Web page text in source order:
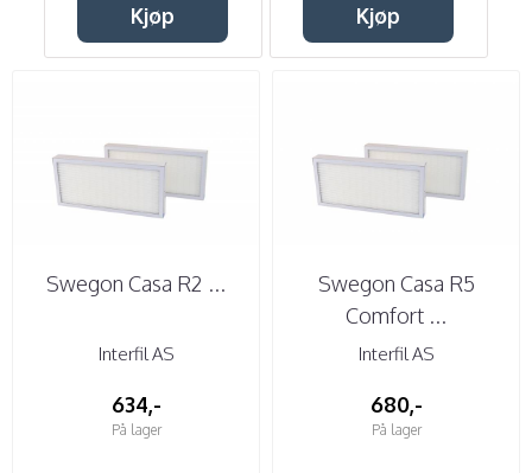
Kjøp
Kjøp
Swegon Casa R2 ...
Interfil AS
634,-
På lager
Swegon Casa R5
Comfort ...
Interfil AS
680,-
På lager